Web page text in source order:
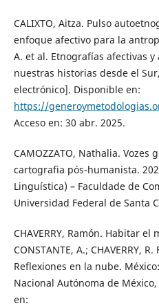
CALIXTO, Aitza. Pulso
enfoque afectivo para la
A. et al. Etnografías afectivas
nuestras historias desde el
electrónico]. Disponible en:
https://
Acceso en: 30 abr. 2025.
CAMOZZATO, Nathalia. Vozes
cartografia pós-humanista.
Linguística) – Faculdade de
Universidad Federal de Santa
CHAVERRY, Ramón. Habitar
CONSTANTE, A.; CHAVERRY,
Reflexiones en la nube.
Nacional Autónoma de
en: